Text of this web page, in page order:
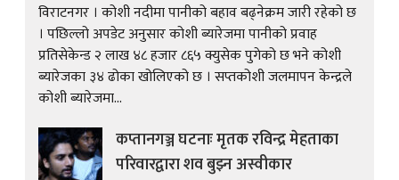
विराटनगर । कोशी नदीमा पानीको बहाव बढ्नेक्रम जारी रहेको छ
। पछिल्लो अपडेट अनुसार कोशी ब्यारेजमा पानीको प्रवाह
प्रतिसेकेन्ड २ लाख ४८ हजार ८६५ क्युसेक पुगेको छ भने कोशी
ब्यारेजका ३४ ढोका खोलिएको छ । सप्तकोशी जलमापन केन्द्रले
कोशी ब्यारेजमा...
कप्तानगञ्ज घटनाः मृतक रविन्द्र मेहताका
परिवारद्वारा शव बुझ्न अस्वीकार